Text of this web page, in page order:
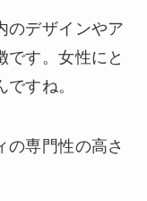
のデザインやア
です。女性にと
すね。
の専門性の高さ